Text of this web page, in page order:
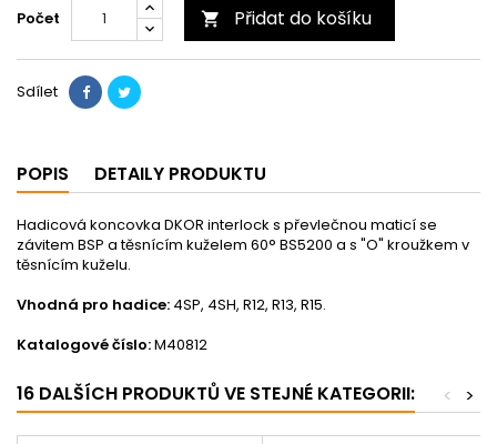
Počet  Přidat do košíku
Sdílet
POPIS DETAILY PRODUKTU
Hadicová koncovka DKOR interlock s převlečnou maticí se
závitem BSP a těsnícím kuželem 60° BS5200 a s "O" kroužkem v
těsnícím kuželu.
Vhodná pro hadice: 4SP, 4SH, R12, R13, R15.
Katalogové číslo:M40812
16 DALŠÍCH PRODUKTŮ VE STEJNÉ KATEGORII: >
<